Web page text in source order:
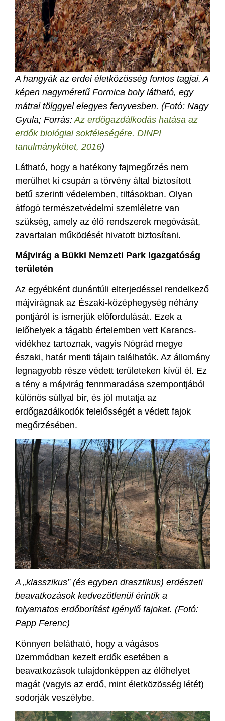
A hangyák az erdei életközösség fontos tagjai. A
képen nagyméretű Formica boly látható, egy
mátrai tölggyel elegyes fenyvesben. (Fotó: Nagy
Gyula; Forrás:Az erdőgazdálkodás hatása az
erdők biológiai sokféleségére. DINPI
tanulmánykötet, 2016)
Látható, hogy a hatékony fajmegőrzés nem
merülhet ki csupán a törvény által biztosított
betű szerinti védelemben, tiltásokban. Olyan
átfogó természetvédelmi szemléletre van
szükség, amely az élő rendszerek megóvását,
zavartalan működését hivatott biztosítani.
Májvirág a Bükki Nemzeti Park Igazgatóság
területén
Az egyébként dunántúli elterjedéssel rendelkező
májvirágnak az Északi-középhegység néhány
pontjáról is ismerjük előfordulását. Ezek a
lelőhelyek a tágabb értelemben vett Karancs-
vidékhez tartoznak, vagyis Nógrád megye
északi, határ menti tájain találhatók. Az állomány
legnagyobb része védett területeken kívül él. Ez
a tény a májvirág fennmaradása szempontjából
különös súllyal bír, és jól mutatja az
erdőgazdálkodók felelősségét a védett fajok
megőrzésében.
A „klasszikus” (és egyben drasztikus) erdészeti
beavatkozások kedvezőtlenül érintik a
folyamatos erdőborítást igénylő fajokat. (Fotó:
Papp Ferenc)
Könnyen belátható, hogy a vágásos
üzemmódban kezelt erdők esetében a
beavatkozások tulajdonképpen az élőhelyet
magát (vagyis az erdő, mint életközösség létét)
sodorják veszélybe.